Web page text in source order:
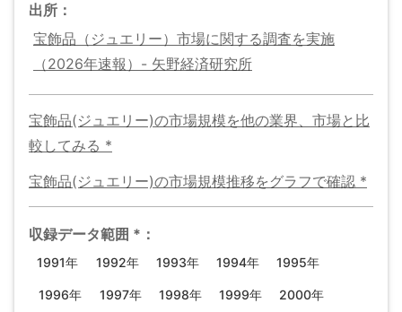
出所：
宝飾品（ジュエリー）市場に関する調査を実施
（2026年速報）- 矢野経済研究所
宝飾品(ジュエリー)の市場規模を他の業界、市場と比
較してみる *
宝飾品(ジュエリー)の市場規模推移をグラフで確認 *
収録データ範囲 * ：
1991年 1992年 1993年 1994年 1995年
1996年 1997年 1998年 1999年 2000年